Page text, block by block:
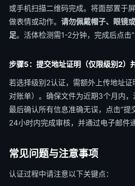
或手机扫描二维码完成。将面部置于
做表情或动作。 请勿佩戴帽子、眼镜
足。活体检测需1-2分钟，完成后点击“
步骤5：提交地址证明（仅限级别2）
若选择级别2认证，需额外上传地址
对账单）。确保文件为近期3个月内，
最后确认所有信息准确无误，点击“提
24小时内完成审核，并通过电子邮件
常见问题与注意事项
认证过程中请注意以下关键点：